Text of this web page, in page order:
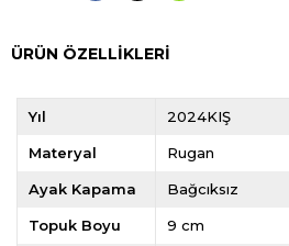
ÜRÜN ÖZELLIKLERI
Yıl 2024KIŞ
Materyal Rugan
Ayak Kapama Bağcıksız
Topuk Boyu 9 cm